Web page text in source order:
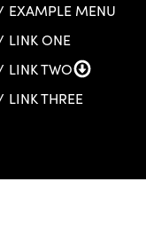
EXAMPLE MENU
LINK ONE
LINK TWO
LINK THREE